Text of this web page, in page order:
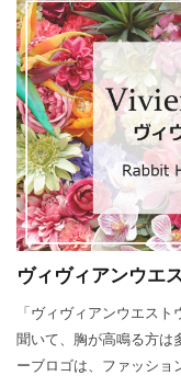
ヴィヴィアンウエ
「ヴィヴィアンウエス
聞いて、胸が高鳴る方は
ーブロゴは、ファッショ